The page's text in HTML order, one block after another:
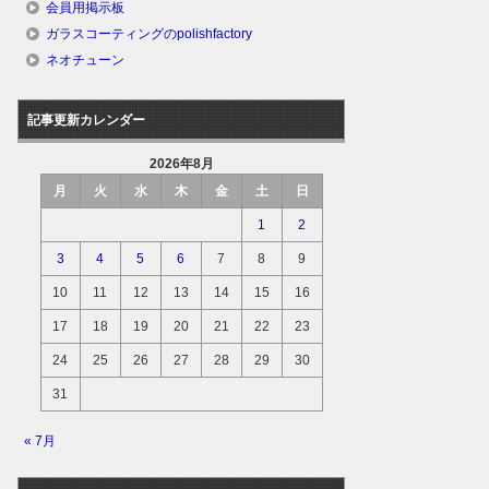
会員用掲示板
ガラスコーティングのpolishfactory
ネオチューン
記事更新カレンダー
2026年8月
月
火 水 木 金 土 日
1 2
3 4 5 6 7 8 9
10 11 12 13 14 15 16
17 18 19 20 21 22 23
24 25 26 27 28 29 30
31
« 7月